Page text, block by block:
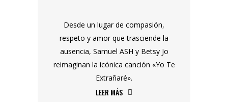
Desde un lugar de compasión,
respeto y amor que trasciende la
ausencia, Samuel ASH y Betsy Jo
reimaginan la icónica canción «Yo Te
Extrañaré».
LEER MÁS